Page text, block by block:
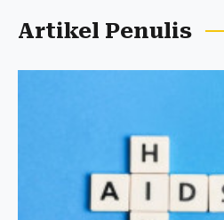
Artikel Penulis